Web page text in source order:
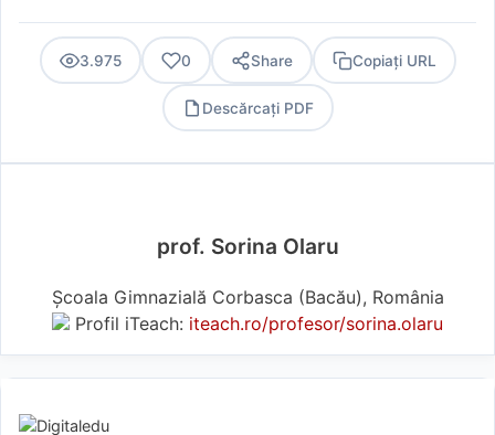
3.975 0 Share Copiați URL
Descărcați PDF
prof. Sorina Olaru
Școala Gimnazială Corbasca (Bacău), România
Profil iTeach: iteach.ro/profesor/sorina.olaru